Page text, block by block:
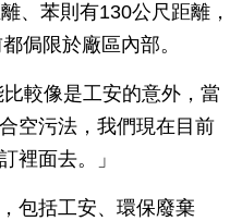
、苯則有130公尺距離，
侷限於廠區內部。
較像是工安的意外，當
空污法，我們現在目前
裡面去。」
包括工安、環保廢棄